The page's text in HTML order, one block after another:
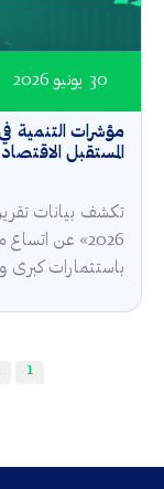
مؤشرات التنمية
المستقبل
30 يونيو 2026
تكشف بيانات
2026» عن
باستثمارات كبرى
1